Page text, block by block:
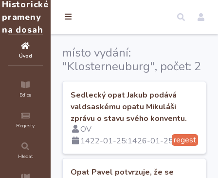
Historické
prameny
na dosah
Úvod
Edice
Regesty
Hledat
místo vydání:
"Klosterneuburg", počet: 2
Sedlecký opat Jakub podává
valdsaskému opatu Mikuláši
zprávu o stavu svého konventu.
OV
1422-01-25:1426-01-25regest
Opat Pavel potvrzuje, že se